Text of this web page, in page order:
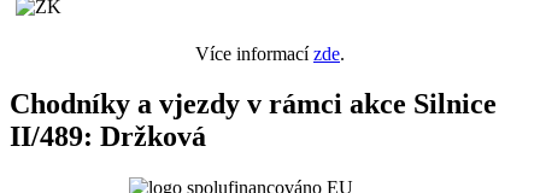
Více informacízde.
Chodníky a vjezdy v rámci akce Silnice
II/489: Držková